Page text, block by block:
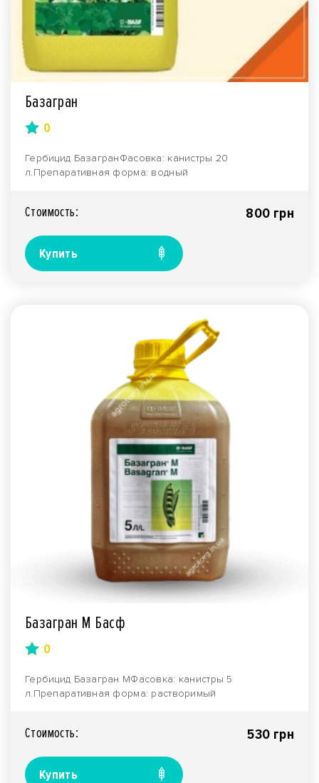
Базагран
0
Гербицид БазагранФасовка: канистры 20
л.Препаративная форма: водный
Стоимость: 800 грн
Купить
Базагран М Басф
0
Гербицид Базагран МФасовка: канистры 5
л.Препаративная форма: растворимый
Стоимость: 530 грн
Купить